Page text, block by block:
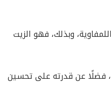
وبذلك، فهو الزيت
فضلًا عن قدرته على تحسين